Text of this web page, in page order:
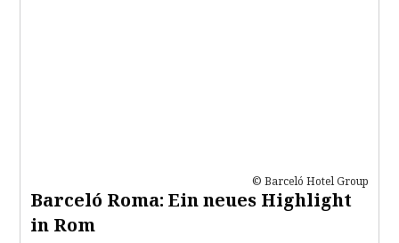
© Barceló Hotel Group
Barceló Roma: Ein neues Highlight
in Rom